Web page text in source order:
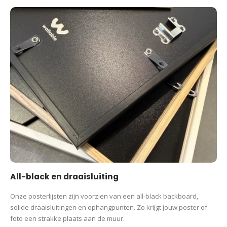
Wil je graag een poster in een ander formaat? Neem
ons op voor de mogelijkheden.
Productcategorieën:
Sport Prints Cadeau na Marathon Posters
Wandelen
Wandelprestatie
All-black en draaisluiting
Onze posterlijsten zijn voorzien van een all-black backboard,
solide draaisluitingen en ophangpunten. Zo krijgt jouw poster of
foto een strakke plaats aan de muur.